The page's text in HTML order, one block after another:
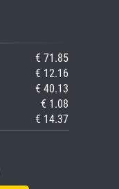
€ 71.85
€ 12.16
€ 40.13
€ 1.08
€ 14.37